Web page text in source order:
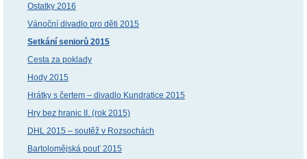
Ostatky 2016
Vánoční divadlo pro děti 2015
Setkání seniorů 2015
Cesta za poklady
Hody 2015
Hrátky s čertem – divadlo Kundratice 2015
Hry bez hranic II. (rok 2015)
DHL 2015 – soutěž v Rozsochách
Bartolomějská pouť 2015